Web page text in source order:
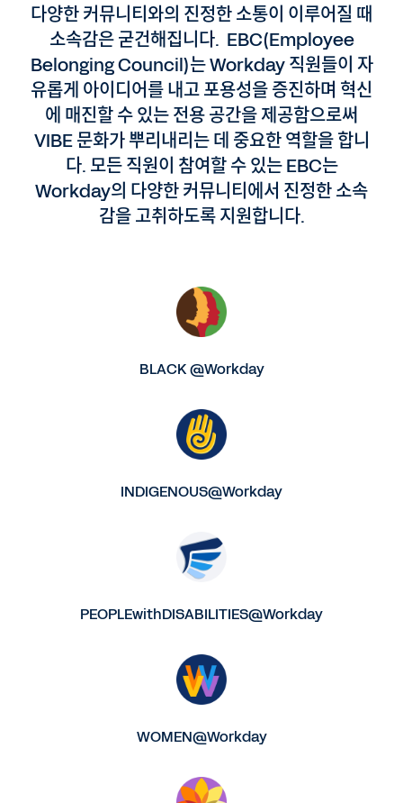
다양한 커뮤니티와의 진정한 소통이 이루어질 때
소속감은 굳건해집니다. EBC(Employee
Belonging Council)는 Workday 직원들이 자
유롭게 아이디어를 내고 포용성을 증진하며 혁신
에 매진할 수 있는 전용 공간을 제공함으로써
VIBE 문화가 뿌리내리는 데 중요한 역할을 합니
다. 모든 직원이 참여할 수 있는 EBC는
Workday의 다양한 커뮤니티에서 진정한 소속
감을 고취하도록 지원합니다.
BLACK @Workday
INDIGENOUS@Workday
PEOPLEwithDISABILITIES@Workday
WOMEN@Workday